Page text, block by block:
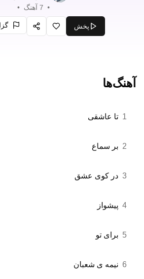
•
7 آهنگ •
پخش
علاقه‌مندی
آهنگ‌ها
1 تا عاشقی
2 بر سماع
3 در کوی عشق
4 پیشواز
5 برای تو
6 نیمه ی شعبان